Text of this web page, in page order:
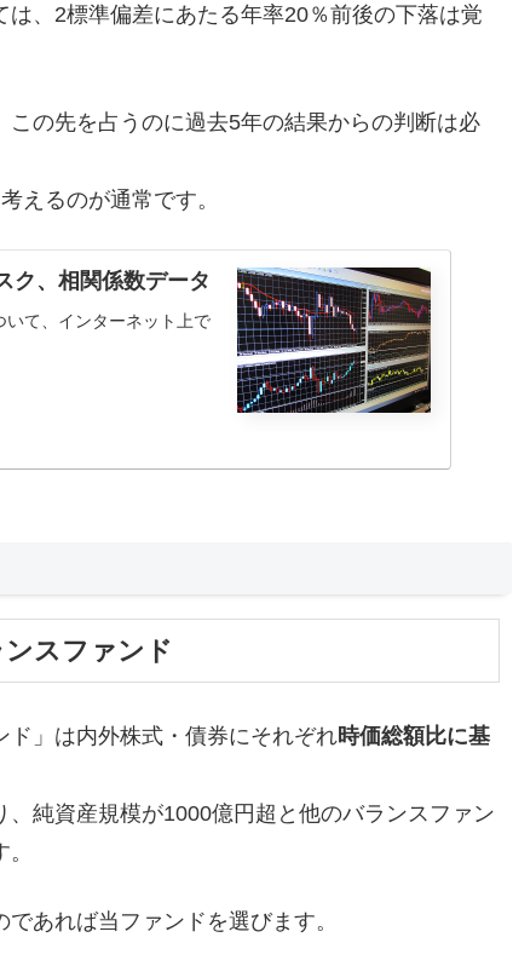
、2標準偏差にあたる年率20％前後の下落は覚
の先を占うのに過去5年の結果からの判断は必
えるのが通常です。
ク、相関係数データ
て、インターネット上で
スファンド
ド」は内外株式・債券にそれぞれ時価総額比に基
純資産規模が1000億円超と他のバランスファン
あれば当ファンドを選びます。